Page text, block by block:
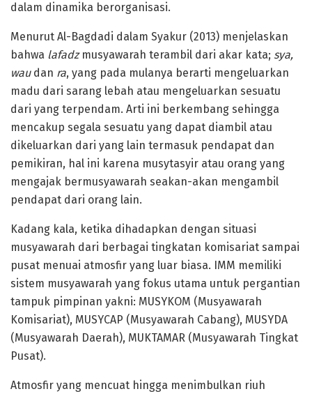
dalam dinamika berorganisasi.
Menurut Al-Bagdadi dalam Syakur (2013) menjelaskan
bahwa lafadzmusyawarah terambil dari akar kata; sya,
waudan ra, yang pada mulanya berarti mengeluarkan
madu dari sarang lebah atau mengeluarkan sesuatu
dari yang terpendam. Arti ini berkembang sehingga
mencakup segala sesuatu yang dapat diambil atau
dikeluarkan dari yang lain termasuk pendapat dan
pemikiran, hal ini karena musytasyir atau orang yang
mengajak bermusyawarah seakan-akan mengambil
pendapat dari orang lain.
Kadang kala, ketika dihadapkan dengan situasi
musyawarah dari berbagai tingkatan komisariat sampai
pusat menuai atmosfir yang luar biasa. IMM memiliki
sistem musyawarah yang fokus utama untuk pergantian
tampuk pimpinan yakni: MUSYKOM (Musyawarah
Komisariat), MUSYCAP (Musyawarah Cabang), MUSYDA
(Musyawarah Daerah), MUKTAMAR (Musyawarah Tingkat
Pusat).
Atmosfir yang mencuat hingga menimbulkan riuh